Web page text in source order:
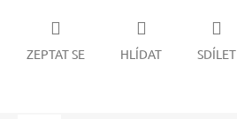
ZEPTAT SE HLÍDAT SDÍLET